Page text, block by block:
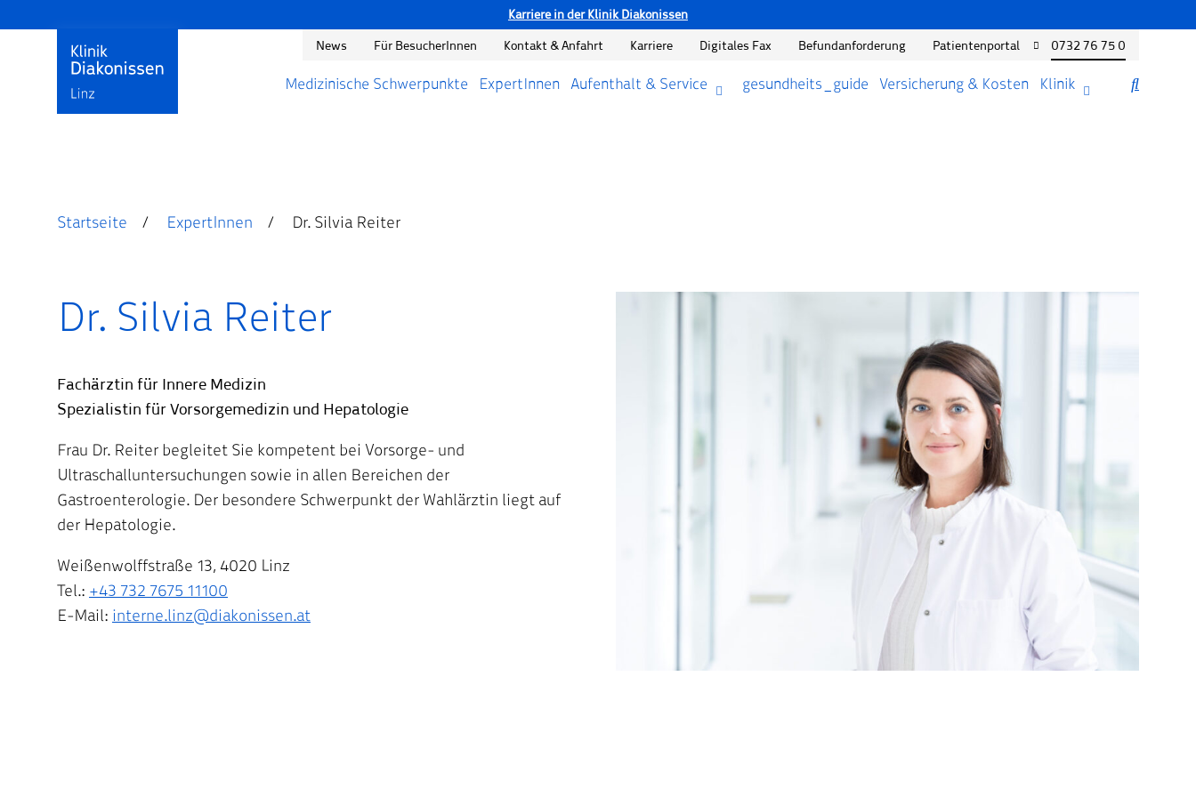
Karriere in der Klinik Diakonissen
News Für BesucherInnen Kontakt & Anfahrt Karriere Digitales Fax Befundanforderung Patientenportal 0732 76 75 0
Medizinische Schwerpunkte ExpertInnen Aufenthalt & Service gesundheits_guide Versicherung & Kosten Klinik
Startseite ExpertInnen Dr. Silvia Reiter
Dr. Silvia Reiter
Fachärztin für Innere Medizin
Spezialistin für Vorsorgemedizin und Hepatologie
Frau Dr. Reiter begleitet Sie kompetent bei Vorsorge- und
Ultraschalluntersuchungen sowie in allen Bereichen der
Gastroenterologie. Der besondere Schwerpunkt der Wahlärztin liegt auf
der Hepatologie.
Weißenwolffstraße 13, 4020 Linz
Tel.: +43 732 7675 11100
E-Mail: interne.linz@diakonissen.at